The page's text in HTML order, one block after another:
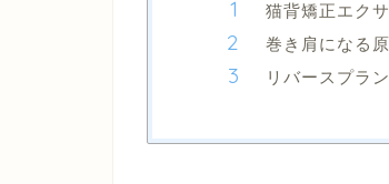
猫背矯正エク
巻き肩になる
リバースプラ